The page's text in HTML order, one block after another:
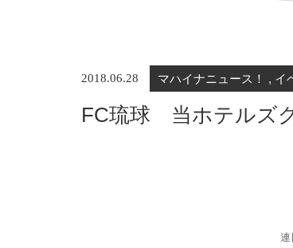
2018.06.28 マハイナニュース！ , イ
FC琉球 当ホテルズ
連